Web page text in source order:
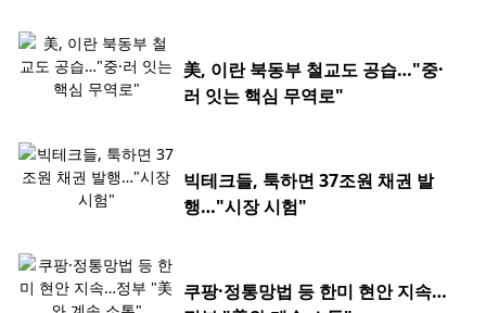
美, 이란 북동부 철교도 공습…"중·
러 잇는 핵심 무역로"
빅테크들, 툭하면 37조원 채권 발
행…"시장 시험"
쿠팡·정통망법 등 한미 현안 지속…